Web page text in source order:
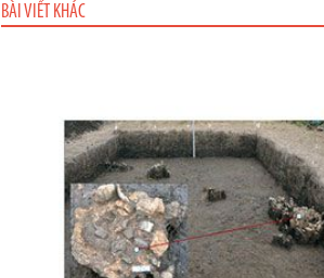
BÀI VIẾT KHÁC